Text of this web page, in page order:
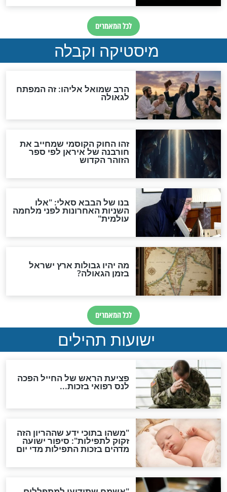
"לפני הגאולה תהיה אפיקורסות
והכחשה גדולה מאוד של
האמונה"
האם לאחר בוא המשיח יהיה
אפשר לחזור בתשובה?
לכל המאמרים
להמתקת הדינים וביטול
גזרות
סגולת ע"ב שמות הקודש
תפילה סגולית להמתקת
הדינים